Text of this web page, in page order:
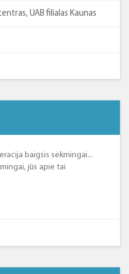
UAB filialas Kaunas
baigsis sėkmingai...
jūs apie tai